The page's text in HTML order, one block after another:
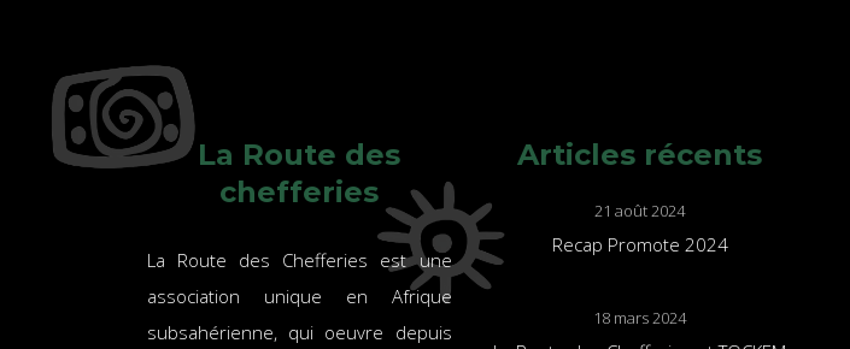
La Route des
chefferies
La Route des Chefferies est une
association unique en Afrique
subsahérienne, qui oeuvre depuis
Articles récents
21 août 2024
Recap Promote 2024
18 mars 2024